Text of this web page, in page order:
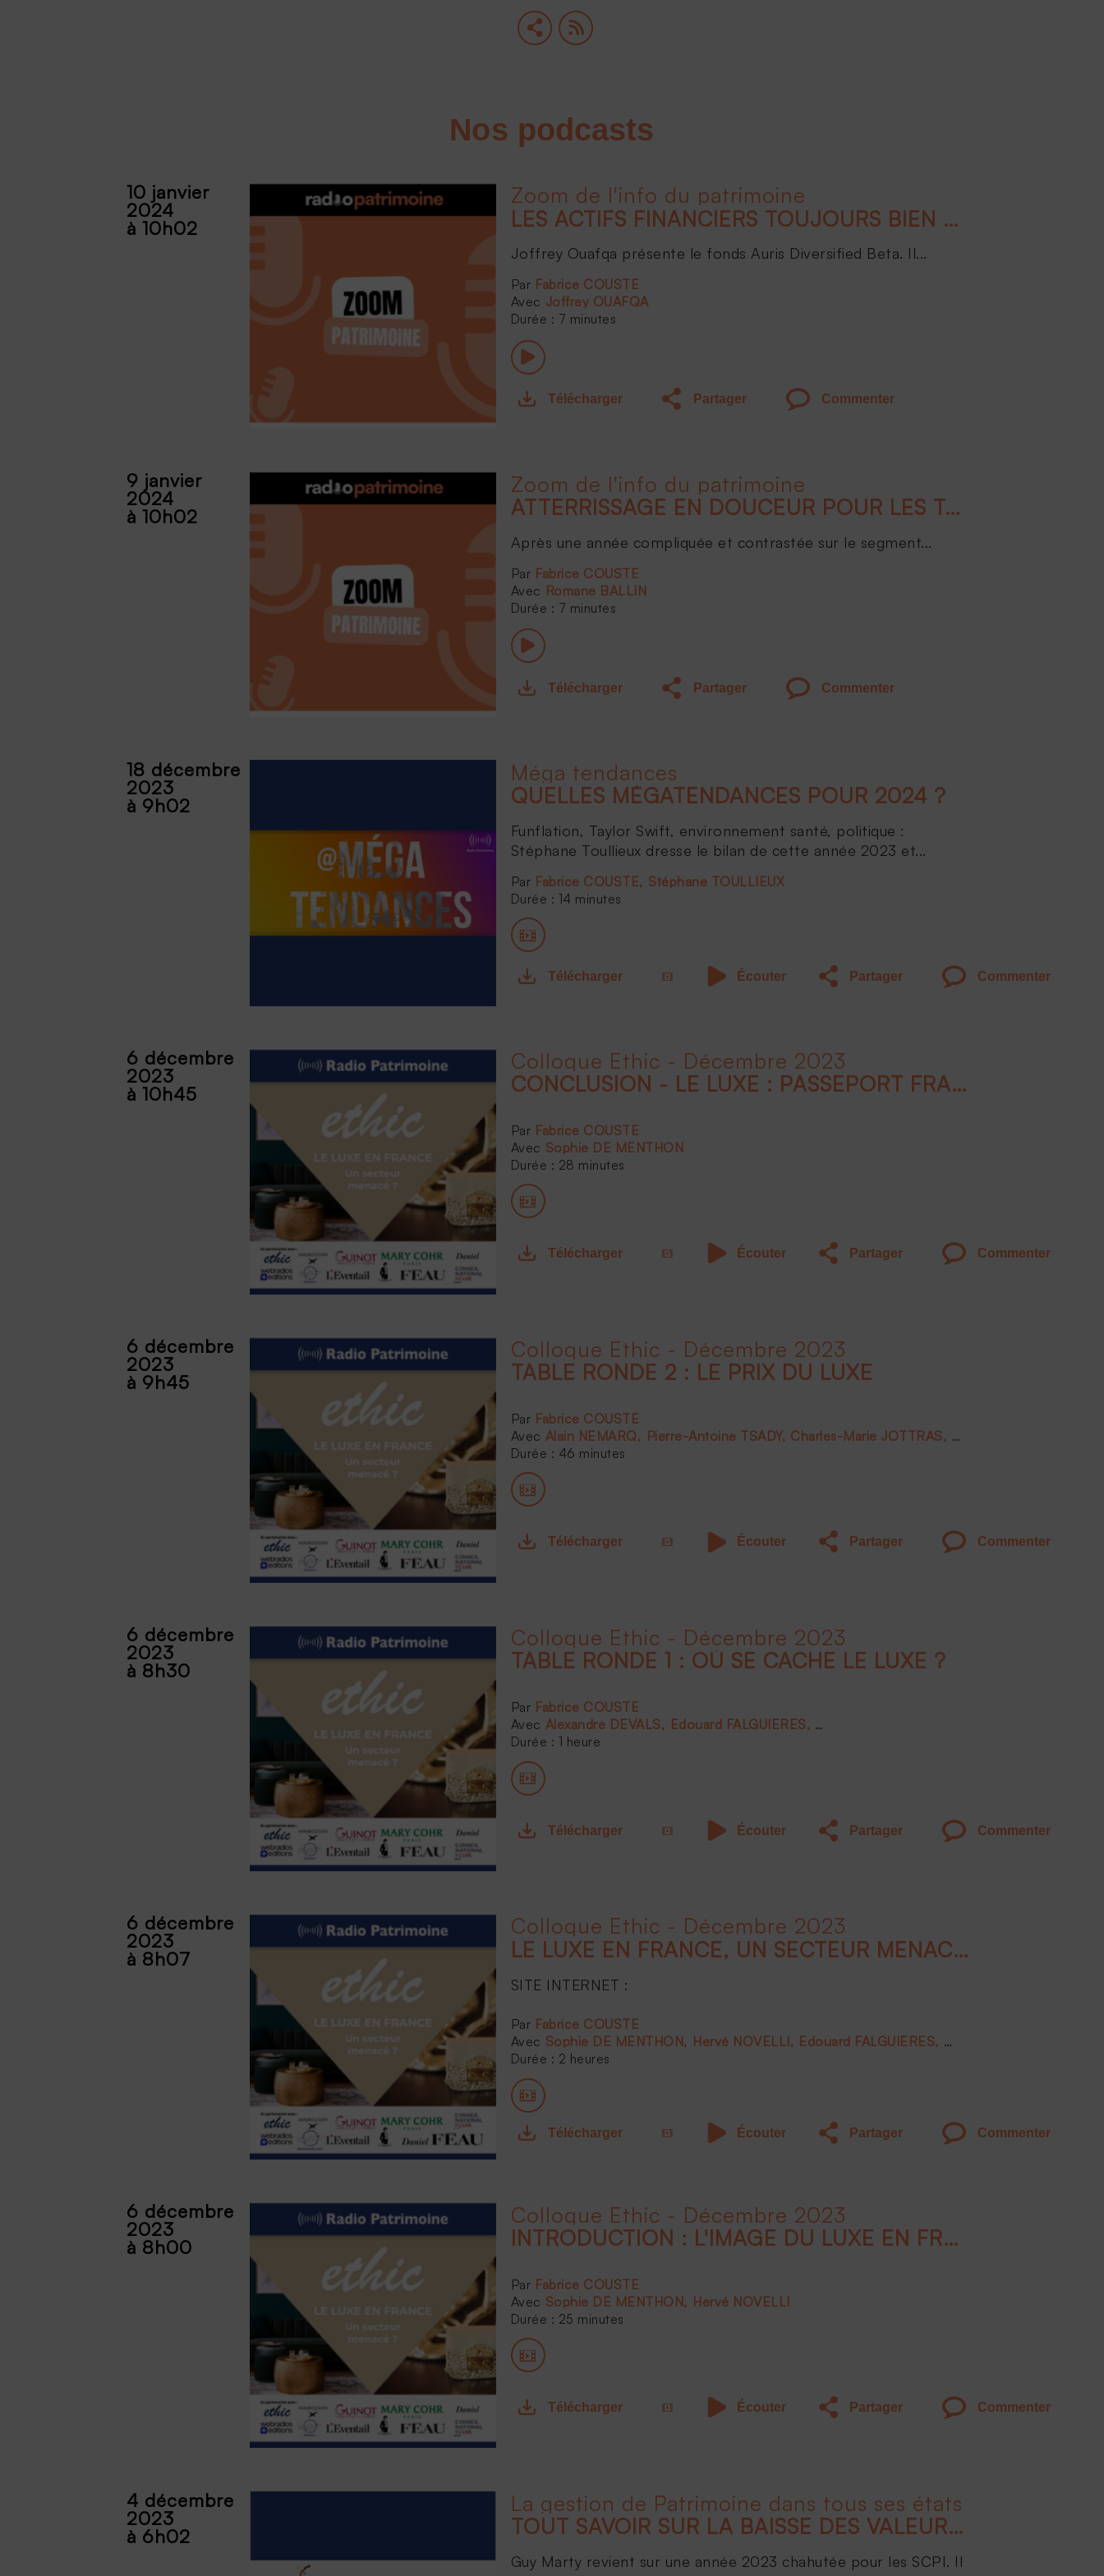
Nos podcasts
10 janvier
2024
à 10h02
Zoom de l'info du patrimoine
LES ACTIFS FINANCIERS TOUJOURS BIEN ORIENTÉS POUR 2024 !
Joffrey Ouafqa présente le fonds Auris Diversified Beta. Il...
Fabrice COUSTE
Joffrey OUAFQA
Durée : 7 minutes
Télécharger Partager Commenter
9 janvier
2024
à 10h02
Zoom de l'info du patrimoine
ATTERRISSAGE EN DOUCEUR POUR LES TAUX EN 2024
Après une année compliquée et contrastée sur le segment...
Fabrice COUSTE
Romane BALLIN
Durée : 7 minutes
Télécharger Partager Commenter
18 décembre
2023
à 9h02
Méga tendances
QUELLES MÉGATENDANCES POUR 2024 ?
Funflation, Taylor Swift, environnement santé, politique :
Stéphane Toullieux dresse le bilan de cette année 2023 et...
Fabrice COUSTE
Stéphane TOULLIEUX
Durée : 14 minutes
Télécharger Écouter Partager Commenter
6 décembre
2023
à 10h45
Colloque Ethic - Décembre 2023
CONCLUSION - LE LUXE : PASSEPORT FRANÇAIS À L'INTERNATIONAL
Fabrice COUSTE
Sophie DE MENTHON
Durée : 28 minutes
Télécharger Écouter Partager Commenter
6 décembre
2023
à 9h45
Colloque Ethic - Décembre 2023
TABLE RONDE 2 : LE PRIX DU LUXE
Fabrice COUSTE
Alain NEMARQ
Pierre-Antoine TSADY Charles-Marie JOTTRAS
Luc PIOT
Durée : 46 minutes
Télécharger Écouter Partager Commenter
6 décembre
2023
à 8h30
Colloque Ethic - Décembre 2023
TABLE RONDE 1 : OÙ SE CACHE LE LUXE ?
Fabrice COUSTE
Alexandre DEVALS
Edouard FALGUIERES Joëlle DE MONTGOLFIER
Durée : 1 heure
Télécharger Écouter Partager Commenter
6 décembre
2023
à 8h07
Colloque Ethic - Décembre 2023
LE LUXE EN FRANCE, UN SECTEUR MENACÉ ?
SITE INTERNET :
Fabrice COUSTE
Sophie DE MENTHON
Hervé NOVELLI Edouard FALGUIERES Joëlle DE
Durée : 2 heures
Télécharger Écouter Partager Commenter
6 décembre
2023
à 8h00
Colloque Ethic - Décembre 2023
INTRODUCTION : L'IMAGE DU LUXE EN FRANCE : QUELS DOMAINES SONT CONCERNÉS ?
Fabrice COUSTE
Sophie DE MENTHON
Hervé NOVELLI
Durée : 25 minutes
Télécharger Écouter Partager Commenter
4 décembre
2023
à 6h02
La gestion de Patrimoine dans tous ses états
TOUT SAVOIR SUR LA BAISSE DES VALEURS DE PARTS DE SCPI
Guy Marty revient sur une année 2023 chahutée pour les SCPI. Il